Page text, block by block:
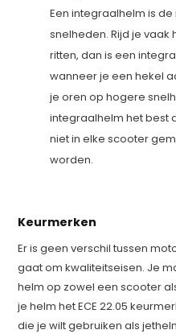
Een integraalhelm is
snelheden. Rijd je
ritten, dan is een
wanneer je een hekel
je oren op hogere
integraalhelm het best
niet in elke scooter
worden.
Keurmerken
Er is geen verschil tussen
gaat om kwaliteitseisen. Je
helm op zowel een scooter
je helm het ECE 22.05
die je wilt gebruiken als